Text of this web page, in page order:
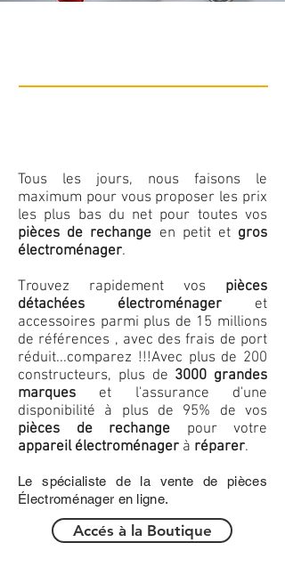
Tous les jours, nous faisons le
maximum pour vous proposer les prix
les plus bas du net pour toutes vos
pièces de rechange en petit et gros
électroménager.
Trouvez rapidement vos pièces
détachées électroménager et
accessoires parmi plus de 15 millions
de références , avec des frais de port
réduit...comparez !!!Avec plus de 200
constructeurs, plus de 3000 grandes
marques et l'assurance d'une
disponibilité à plus de 95% de vos
pièces de rechange pour votre
appareil électroménager à réparer.
Le spécialiste de la vente de pièces
Électroménager en ligne.
Accés à la Boutique